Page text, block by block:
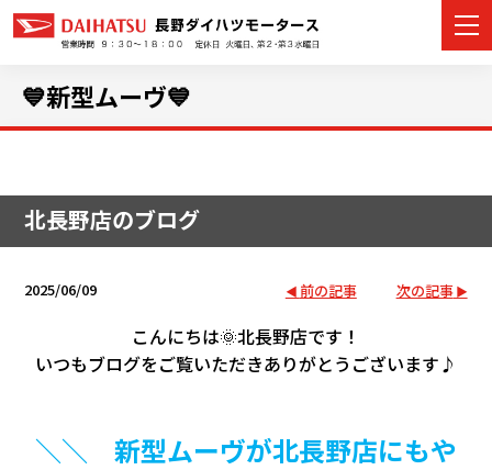
店舗情報
イベント・キャンペーン
アフターサポート
💙新型ムーヴ💙
北長野店のブログ
2025/06/09 前の記事 次の記事
こんにちは🌞北長野店です！
いつもブログをご覧いただきありがとうございます♪
＼＼ 新型ムーヴが北長野店にもや